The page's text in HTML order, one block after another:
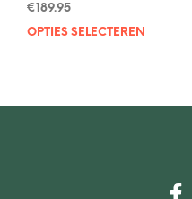
€ 189.95
OPTIES SELECTEREN